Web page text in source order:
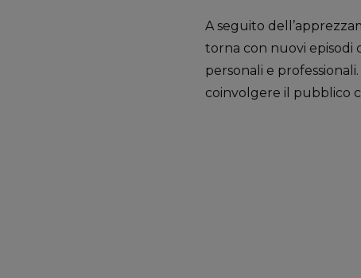
A seguito
torna con nuovi episodi
personali e
coinvolgere il pubblico